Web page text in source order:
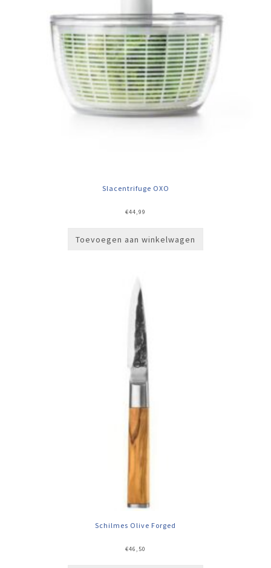
Slacentrifuge OXO
€44,99
Toevoegen aan winkelwagen
Schilmes Olive Forged
€46,50